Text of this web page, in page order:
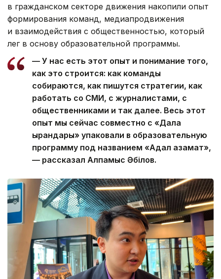
в гражданском секторе движения накопили опыт
формирования команд, медиапродвижения
и взаимодействия с общественностью, который
лег в основу образовательной программы.
— У нас есть этот опыт и понимание того,
как это строится: как команды
собираются, как пишутся стратегии, как
работать со СМИ, с журналистами, с
общественниками и так далее. Весь этот
опыт мы сейчас совместно с «Дала
қырандары» упаковали в образовательную
программу под названием «Адал азамат»,
— рассказал Алпамыс Әбілов.